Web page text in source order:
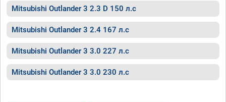
Mitsubishi Outlander 3 2.3 D 150 л.с
Mitsubishi Outlander 3 2.4 167 л.с
Mitsubishi Outlander 3 3.0 227 л.с
Mitsubishi Outlander 3 3.0 230 л.с